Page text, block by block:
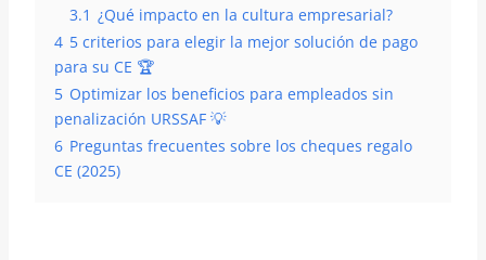
3.1 ¿Qué impacto en la cultura empresarial?
4 5 criterios para elegir la mejor solución de pago
para su CE 🏆
5 Optimizar los beneficios para empleados sin
penalización URSSAF 💡
6 Preguntas frecuentes sobre los cheques regalo
CE (2025)